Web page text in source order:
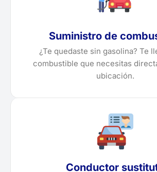
Suministro de
¿Te quedaste sin gasolina? Te
combustible que necesitas
ubicación.
Conductor